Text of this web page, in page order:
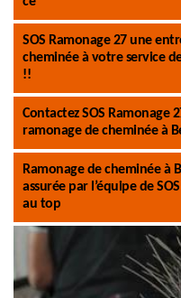
SOS Ramonage 27 une
cheminée à votre service
!!
Contactez SOS Ramonage
ramonage de cheminée à
Ramonage de cheminée à
assurée par l’équipe de
au top